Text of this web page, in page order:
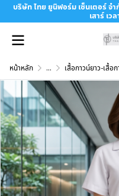
บริษัท ไทย ยูนิฟอร์ม เซ็นเตอร์ จ
เสาร์ เว
หน้าหลัก ... เสื้อกาวน์ยาว-เสื้อ